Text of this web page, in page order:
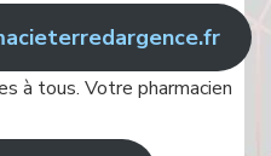
à tous. Votre pharmacien